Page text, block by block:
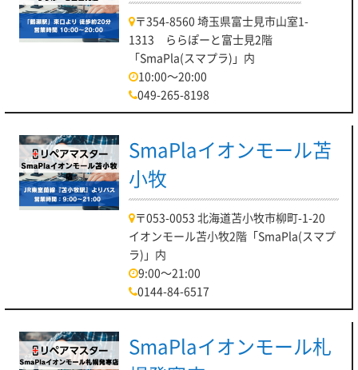
〒354-8560 埼玉県富士見市山室1-
1313 ららぽーと富士見2階
「SmaPla(スマプラ)」内
10:00～20:00
049-265-8198
SmaPlaイオンモール苫
小牧
〒053-0053 北海道苫小牧市柳町-1-20
イオンモール苫小牧2階「SmaPla(スマプ
ラ)」内
9:00～21:00
0144-84-6517
SmaPlaイオンモール札